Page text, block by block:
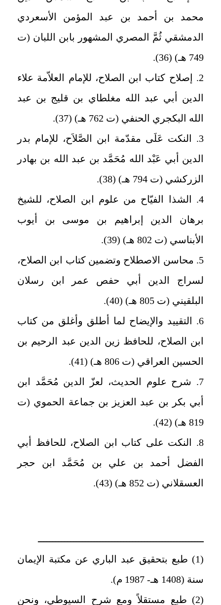
محمد بن أحمد بن عبد المؤمن الأسعردي
الدمشقي ثُمَّ المصري المشهور بابن اللبان (ت
749 هـ) (36).
2. إصلاح كتاب ابن الصلاح، للإمام العلاّمة علاء
الدين أبي عبد الله مغلطاي بن قليج بن عبد
الله البكجري الحنفي (ت 762 هـ) (37).
3. النكت عَلَى مقدّمة ابن الصَّلاَح، للإمام بدر
الدين أبي عَبْد الله مُحَمَّد بن عبد الله بن بهادر
الزركشي (ت 794 هـ) (38).
4. الشذا الفيّاح من علوم ابن الصلاح، للشيخ
برهان الدين إبراهيم بن موسى بن أيوب
الأبناسي (ت 802 هـ) (39).
5. محاسن الاصطلاح وتضمين كتاب ابن الصلاح،
لسراج الدين أبي حفص عمر ابن رسلان
البلقيني (ت 805 هـ) (40).
6. التقييد والإيضاح لما أطلق وأغلق من كتاب
ابن الصلاح، للحافظ زين الدين عبد الرحيم بن
الحسين العراقي (ت 806 هـ) (41).
7. شرح علوم الحديث، لعزّ الدين مُحَمَّد ابن
أبي بكر بن عبد العزيز بن جماعة الحموي (ت
819 هـ) (42).
8. النكت على كتاب ابن الصلاح، للحافظ أبي
الفضل أحمد بن علي بن مُحَمَّد ابن حجر
العسقلاني (ت 852 هـ) (43).
ــــــــــــــــــــــــــــــــــــــــــــــــــــــــ
(1) طبع بتحقيق عبد الباري عن مكتبة الإيمان
سنة (1408 هـ- 1987 م).
(2) طبع مستقلاً ومع شرح السيوطي، ونحن